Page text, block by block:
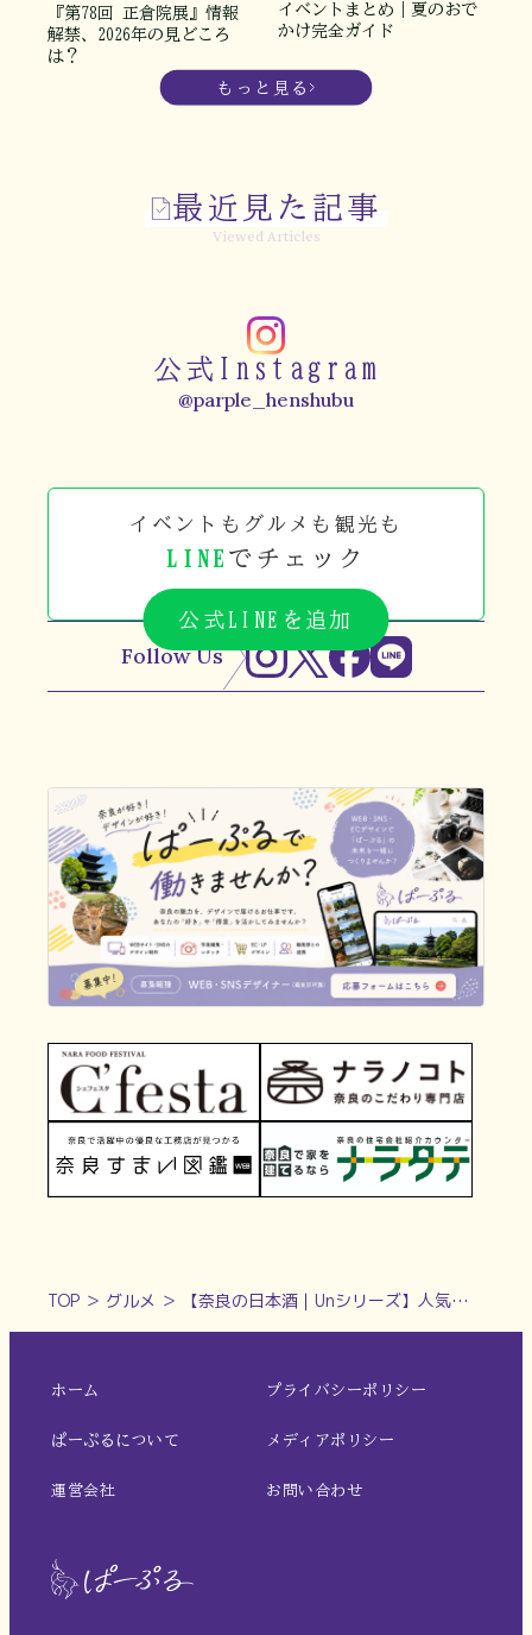
『第78回 正倉院展』情報
解禁、2026年の見どころ
は？
イベントまとめ｜夏のおで
かけ完全ガイド
もっと見る
最近見た記事
Viewed Articles
公式Instagram
@parple_henshubu
イベントもグルメも観光も
LINE でチェック
公式LINEを追加
Follow Us
TOP ＞ グルメ ＞ 【奈良の日本酒｜Unシリーズ】人気のあらごしシリーズを生んだ酒蔵｜梅乃宿酒造
ホーム
ぱーぷるについて
運営会社
プライバシーポリシー
メディアポリシー
お問い合わせ